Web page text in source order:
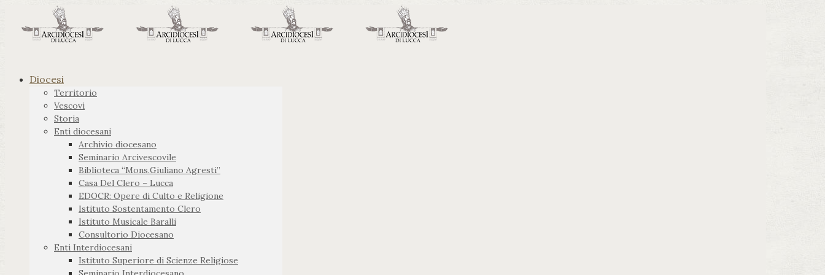
Diocesi
Territorio
Vescovi
Storia
Enti diocesani
Archivio diocesano
Seminario Arcivescovile
Biblioteca “Mons.Giuliano Agresti”
Casa Del Clero – Lucca
EDOCR: Opere di Culto e Religione
Istituto Sostentamento Clero
Istituto Musicale Baralli
Consultorio Diocesano
Enti Interdiocesani
Istituto Superiore di Scienze Religiose